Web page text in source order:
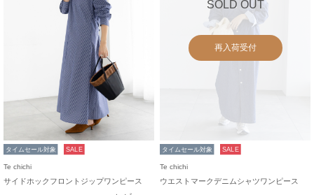
タイムセール対象 SALE
Te chichi
サイドホックフロントジップワンピース
SOLD OUT
再入荷受付
タイムセール対象 SALE
Te chichi
ウエストマークデニムシャツワンピース